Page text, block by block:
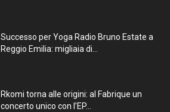
Successo per Yoga Radio Bruno Estate a
Reggio Emilia: migliaia di...
Rkomi torna alle origini: al Fabrique un
concerto unico con l’EP...